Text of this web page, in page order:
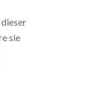
dieser
sie